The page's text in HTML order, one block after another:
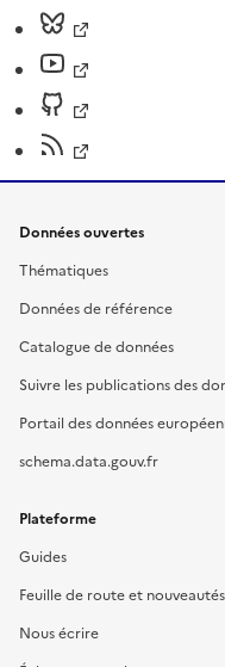
Données ouvertes
Thématiques
Données de référence
Catalogue de données
Suivre les publications des
Portail des données
schema.data.gouv.fr
Plateforme
Guides
Feuille de route et nouveautés
Nous écrire